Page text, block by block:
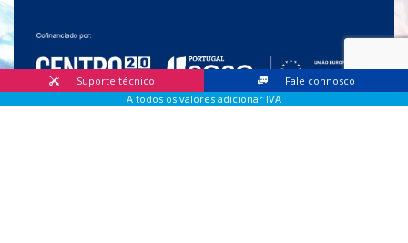
Suporte técnico
Fale connosco
A todos os valores adicionar IVA